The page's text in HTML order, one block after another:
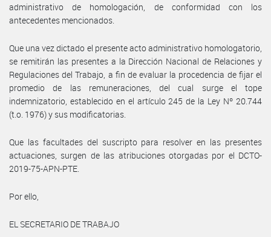
administrativo de homologación, de conformidad con los
antecedentes mencionados.
Que una vez dictado el presente acto administrativo homologatorio,
se remitirán las presentes a la Dirección Nacional de Relaciones y
Regulaciones del Trabajo, a fin de evaluar la procedencia de fijar el
promedio de las remuneraciones, del cual surge el tope
indemnizatorio, establecido en el artículo 245 de la Ley Nº 20.744
(t.o. 1976) y sus modificatorias.
Que las facultades del suscripto para resolver en las presentes
actuaciones, surgen de las atribuciones otorgadas por el DCTO-
2019-75-APN-PTE.
Por ello,
EL SECRETARIO DE TRABAJO